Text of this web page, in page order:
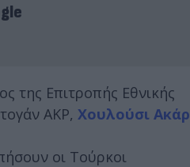
της Επιτροπής Εθνικής
AKP, Χουλούσι Ακάρ
οι Τούρκοι